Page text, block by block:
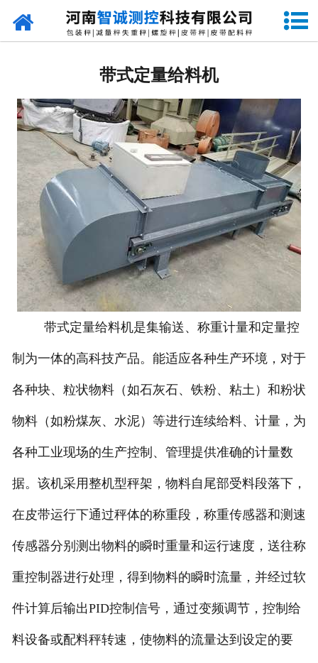
网站首页
DCS-D系列单斗颗粒包装秤
- DCS-SP系列粉粒两用双斗包装秤
- DCS-DP系列粉粒两用单斗包装秤
- DCS-L系列粉状包装秤
- DCS-S系列无斗定量包装秤
DCS-X系列振动小包装秤
- ICS系列皮带秤
- 序列式皮带秤
电子配料秤
LCS系列皮带配料秤
- 散装计量秤
带式定量给料机
带式定量给料机是集输送、称重计量和定量控
制为一体的高科技产品。能适应各种生产环境，对于
各种块、粒状物料（如石灰石、铁粉、粘土）和粉状
物料（如粉煤灰、水泥）等进行连续给料、计量，为
各种工业现场的生产控制、管理提供准确的计量数
据。该机采用整机型秤架，物料自尾部受料段落下，
在皮带运行下通过秤体的称重段，称重传感器和测速
传感器分别测出物料的瞬时重量和运行速度，送往称
重控制器进行处理，得到物料的瞬时流量，并经过软
件计算后输出PID控制信号，通过变频调节，控制给
料设备或配料秤转速，使物料的流量达到设定的要